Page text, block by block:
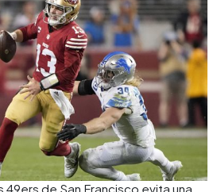
49ers de San Francisco evita una